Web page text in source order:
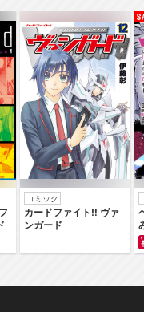
アドベンチャー ぼ
ォーゲーム！
アドベンチャー02 前
ンハリ…
アドベンチャー02 デ
コミック
カードファイト‼ ヴァ
ンガード